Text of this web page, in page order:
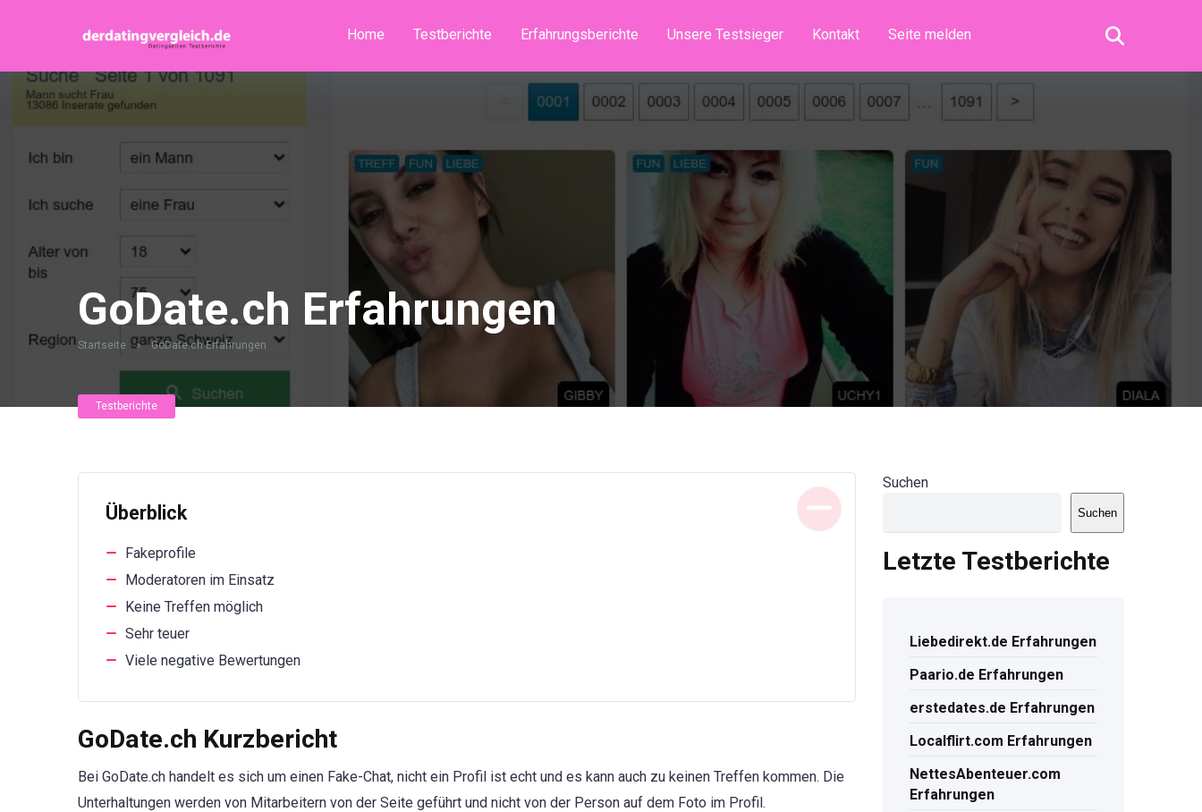
Home Testberichte Erfahrungsberichte Unsere Testsieger Kontakt Seite melden
GoDate.ch Erfahrungen
Startseite » GoDate.ch Erfahrungen
Testberichte
Überblick
Fakeprofile
Moderatoren im Einsatz
Keine Treffen möglich
Sehr teuer
Viele negative Bewertungen
GoDate.ch Kurzbericht
Bei GoDate.ch handelt es sich um einen Fake-Chat, nicht ein Profil ist echt und es kann auch zu keinen Treffen kommen. Die
Unterhaltungen werden von Mitarbeitern von der Seite geführt und nicht von der Person auf dem Foto im Profil.
Suchen
Suchen
Letzte Testberichte
Liebedirekt.de Erfahrungen
Paario.de Erfahrungen
erstedates.de Erfahrungen
Localflirt.com Erfahrungen
NettesAbenteuer.com
Erfahrungen